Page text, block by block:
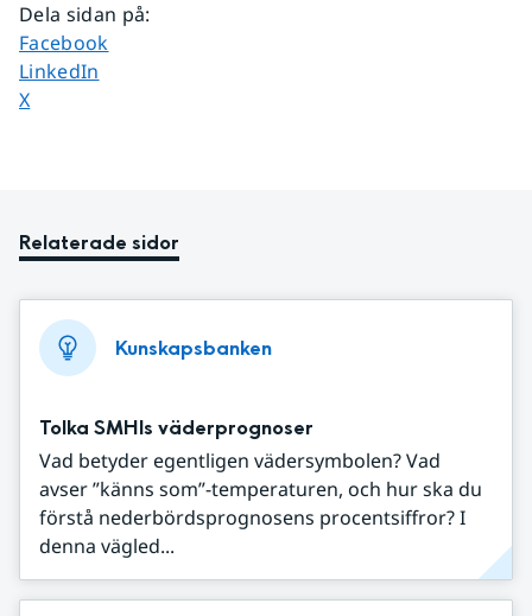
Dela sidan på:
Dela sidan på
Facebook
Dela sidan på
LinkedIn
Dela sidan på
X
Relaterade sidor
Kunskapsbanken
Tolka SMHIs väderprognoser
Vad betyder egentligen vädersymbolen? Vad
avser ”känns som”-temperaturen, och hur ska du
förstå nederbördsprognosens procentsiffror? I
denna vägled...